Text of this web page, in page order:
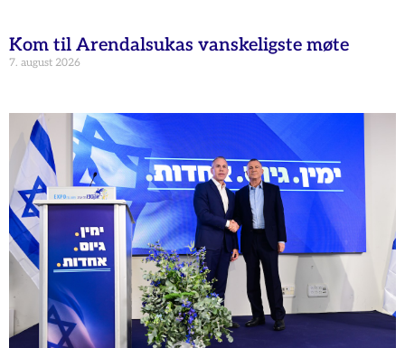
Kom til Arendalsukas vanskeligste møte
7. august 2026